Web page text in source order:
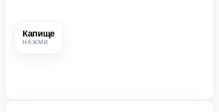
Капище
Святилище, место молитв и жертвоприношений у